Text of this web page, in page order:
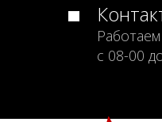
с 08-00